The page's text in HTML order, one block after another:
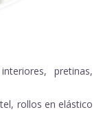
pretinas,
rollos en elástico